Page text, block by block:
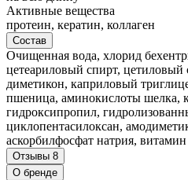
Активные вещества
протеин, кератин, коллаген
Состав
Очищенная вода, хлорид
цетеариловый спирт, цетиловый
диметикон, каприловый
пшеница, аминокислоты шелка,
гидроксипропил,
циклопентасилоксан,
аскорбилфосфат натрия,
Отзывы 8
О бренде